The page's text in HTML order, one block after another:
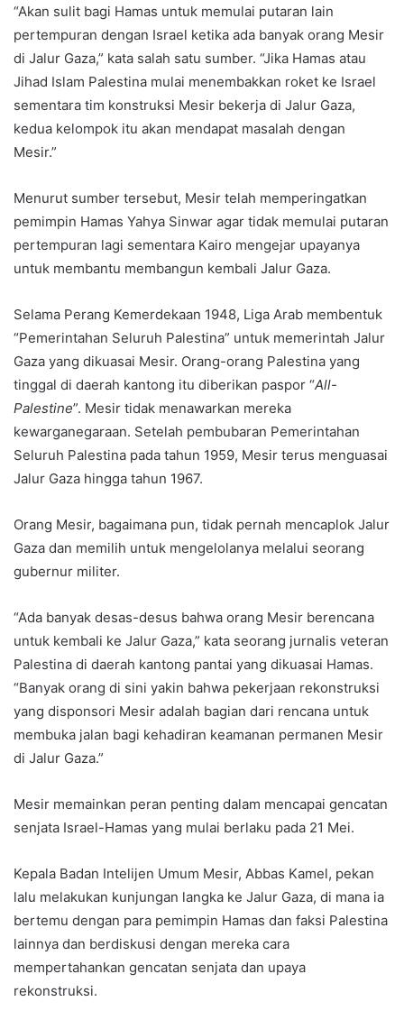
“Akan sulit bagi Hamas untuk memulai putaran lain
pertempuran dengan Israel ketika ada banyak orang Mesir
di Jalur Gaza,” kata salah satu sumber. “Jika Hamas atau
Jihad Islam Palestina mulai menembakkan roket ke Israel
sementara tim konstruksi Mesir bekerja di Jalur Gaza,
kedua kelompok itu akan mendapat masalah dengan
Mesir.”
Menurut sumber tersebut, Mesir telah memperingatkan
pemimpin Hamas Yahya Sinwar agar tidak memulai putaran
pertempuran lagi sementara Kairo mengejar upayanya
untuk membantu membangun kembali Jalur Gaza.
Selama Perang Kemerdekaan 1948, Liga Arab membentuk
“Pemerintahan Seluruh Palestina” untuk memerintah Jalur
Gaza yang dikuasai Mesir. Orang-orang Palestina yang
tinggal di daerah kantong itu diberikan paspor “All-
Palestine”. Mesir tidak menawarkan mereka
kewarganegaraan. Setelah pembubaran Pemerintahan
Seluruh Palestina pada tahun 1959, Mesir terus menguasai
Jalur Gaza hingga tahun 1967.
Orang Mesir, bagaimana pun, tidak pernah mencaplok Jalur
Gaza dan memilih untuk mengelolanya melalui seorang
gubernur militer.
“Ada banyak desas-desus bahwa orang Mesir berencana
untuk kembali ke Jalur Gaza,” kata seorang jurnalis veteran
Palestina di daerah kantong pantai yang dikuasai Hamas.
“Banyak orang di sini yakin bahwa pekerjaan rekonstruksi
yang disponsori Mesir adalah bagian dari rencana untuk
membuka jalan bagi kehadiran keamanan permanen Mesir
di Jalur Gaza.”
Mesir memainkan peran penting dalam mencapai gencatan
senjata Israel-Hamas yang mulai berlaku pada 21 Mei.
Kepala Badan Intelijen Umum Mesir, Abbas Kamel, pekan
lalu melakukan kunjungan langka ke Jalur Gaza, di mana ia
bertemu dengan para pemimpin Hamas dan faksi Palestina
lainnya dan berdiskusi dengan mereka cara
mempertahankan gencatan senjata dan upaya
rekonstruksi.